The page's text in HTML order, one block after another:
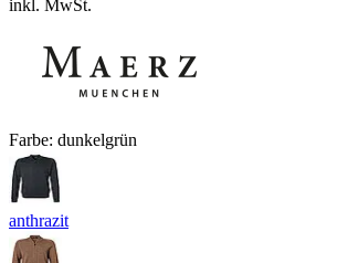
inkl. MwSt.
Farbe: dunkelgrün
anthrazit